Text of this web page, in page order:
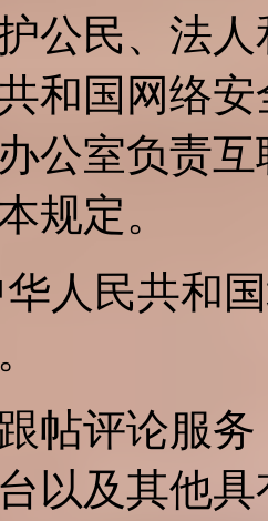
公民、法
共和国网络
公室负责
规定。
人民共和
帖评论服
以及其他